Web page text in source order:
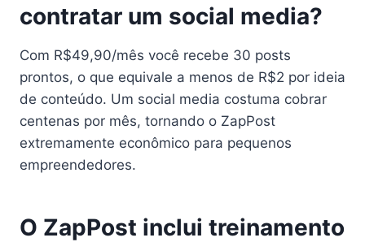
contratar um social media?
Com R$49,90/mês você recebe 30 posts
prontos, o que equivale a menos de R$2 por ideia
de conteúdo. Um social media costuma cobrar
centenas por mês, tornando o ZapPost
extremamente econômico para pequenos
empreendedores.
O ZapPost inclui treinamento